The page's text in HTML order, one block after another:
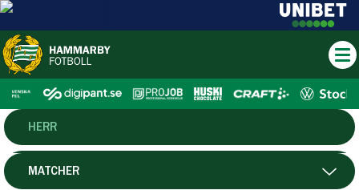
HERR
DAM
MATCHER